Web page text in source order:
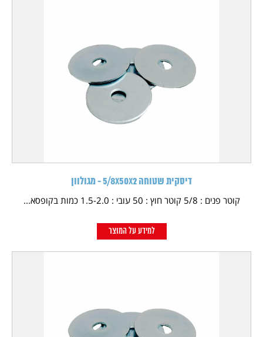
דיסקית שטוחה 5/8X50X2 - מגולוון
קוטר פנים : 5/8 קוטר חוץ : 50 עובי : 1.5-2.0 כמות בקופסא...
למידע על המוצר